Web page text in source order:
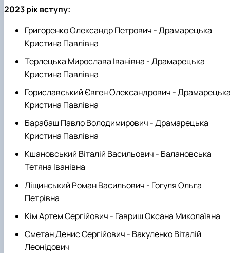
2023 рік вступу:
Григоренко Олександр Петрович - Драмарецька
Кристина Павлівна
Терлецька Мирослава Іванівна - Драмарецька
Кристина Павлівна
Гориславський Євген Олександрович -
Кристина Павлівна
Барабаш Павло Володимирович - Драмарецька
Кристина Павлівна
Кшановський Віталій Васильович - Балановська
Тетяна Іванівна
Ліщинський Роман Васильович - Гогуля Ольга
Петрівна
Кім Артем Сергійович - Гавриш Оксана Миколаївна
Сметан Денис Сергійович - Вакуленко Віталій
Леонідович